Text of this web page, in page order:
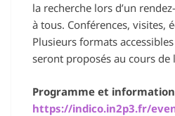
la recherche lors d’un
à tous. Conférences, visites,
Plusieurs formats
seront proposés au cours de
Programme et
https://indico.in2p3.fr/